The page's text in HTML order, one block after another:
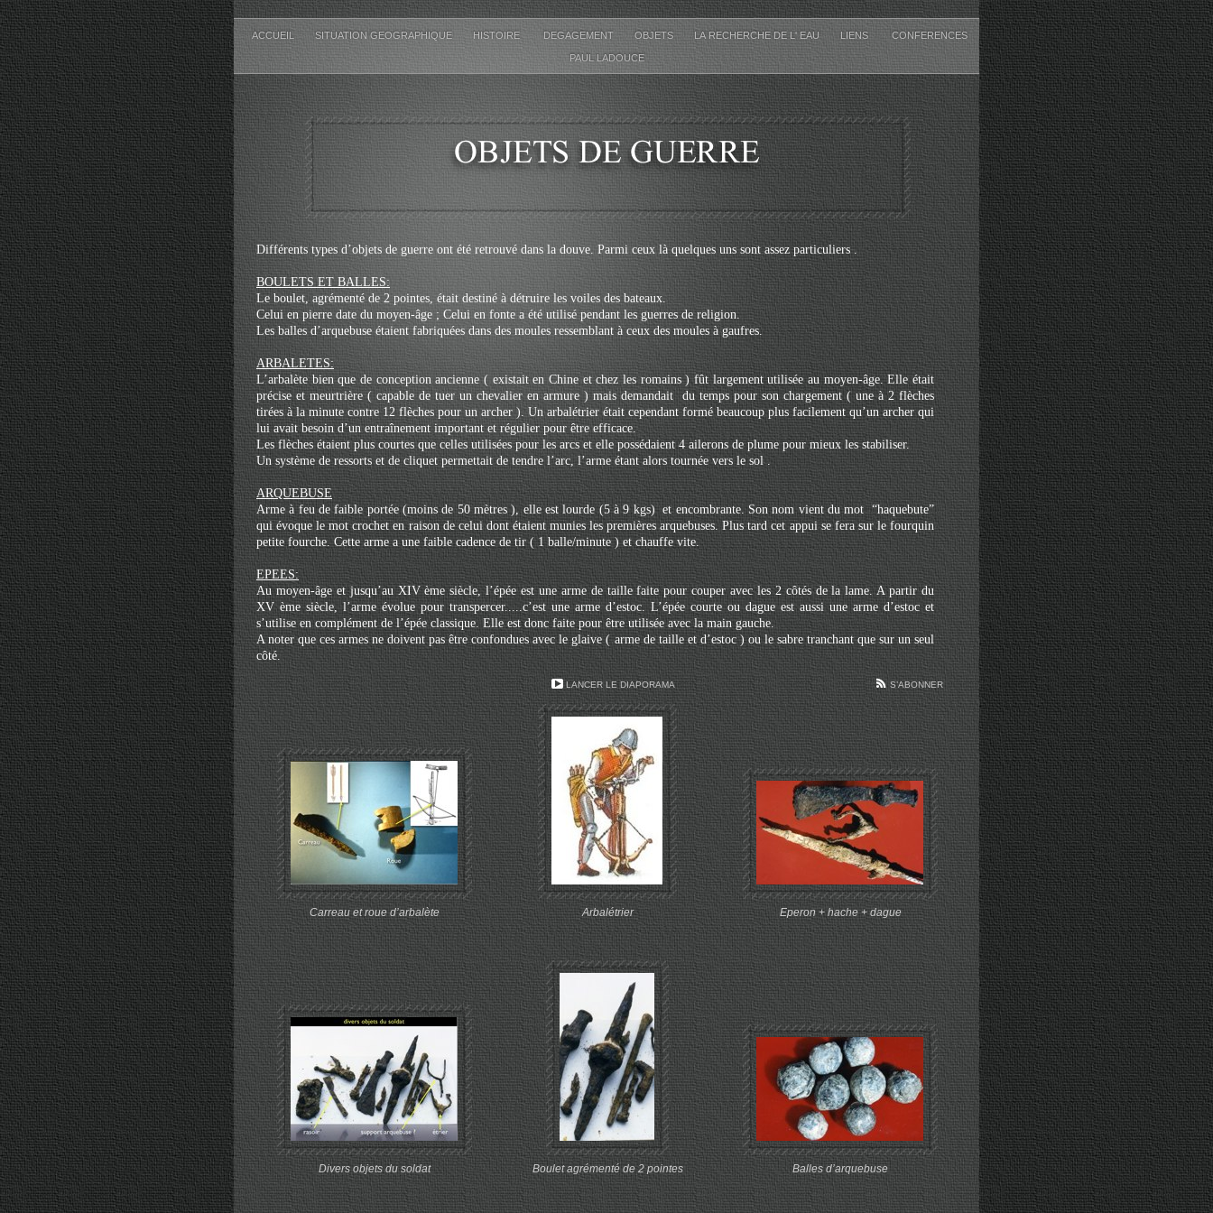
ACCUEIL SITUATION GEOGRAPHIQUE HISTOIRE DEGAGEMENT OBJETS LA RECHERCHE DE L' EAU LIENS CONFERENCES
PAUL LADOUCE
Différents types d’objets de guerre ont été retrouvé dans la douve. Parmi ceux là quelques uns sont assez particuliers .
BOULETS ET BALLES:
Le boulet, agrémenté de 2 pointes, était destiné à détruire les voiles des bateaux.
Celui en pierre date du moyen-âge ; Celui en fonte a été utilisé pendant les guerres de religion.
Les balles d’arquebuse étaient fabriquées dans des moules ressemblant à ceux des moules à gaufres.
ARBALETES:
L’arbalète bien que de conception ancienne ( existait en Chine et chez les romains ) fût largement utilisée au moyen-âge. Elle était
précise et meurtrière ( capable de tuer un chevalier en armure ) mais demandait du temps pour son chargement ( une à 2 flèches
tirées à la minute contre 12 flèches pour un archer ). Un arbalétrier était cependant formé beaucoup plus facilement qu’un archer qui
lui avait besoin d’un entraînement important et régulier pour être efficace.
Les flèches étaient plus courtes que celles utilisées pour les arcs et elle possédaient 4 ailerons de plume pour mieux les stabiliser.
Un système de ressorts et de cliquet permettait de tendre l’arc, l’arme étant alors tournée vers le sol .
ARQUEBUSE
Arme à feu de faible portée (moins de 50 mètres ), elle est lourde (5 à 9 kgs) et encombrante. Son nom vient du mot “haquebute”
qui évoque le mot crochet en raison de celui dont étaient munies les premières arquebuses. Plus tard cet appui se fera sur le fourquin
petite fourche. Cette arme a une faible cadence de tir ( 1 balle/minute ) et chauffe vite.
EPEES:
Au moyen-âge et jusqu’au XIV ème siècle, l’épée est une arme de taille faite pour couper avec les 2 côtés de la lame. A partir du
XV ème siècle, l’arme évolue pour transpercer.....c’est une arme d’estoc. L’épée courte ou dague est aussi une arme d’estoc et
s’utilise en complément de l’épée classique. Elle est donc faite pour être utilisée avec la main gauche.
A noter que ces armes ne doivent pas être confondues avec le glaive ( arme de taille et d’estoc ) ou le sabre tranchant que sur un seul
côté.
Carreau et roue d’arbalète Arbalétrier Eperon + hache + dague
Divers objets du soldat Boulet agrémenté de 2 pointes Balles d’arquebuse
S’ABONNER
LANCER LE DIAPORAMA